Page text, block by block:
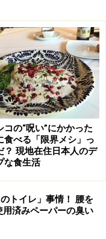
をくるんだトルテ
サをかけます。また
ナッツをブレンドし
。
コの“呪い”にかかった
食べる「限界メシ」っ
？ 現地在住日本人のデ
な食生活
トイレ」事情！ 腰を
済みペーパーの臭い